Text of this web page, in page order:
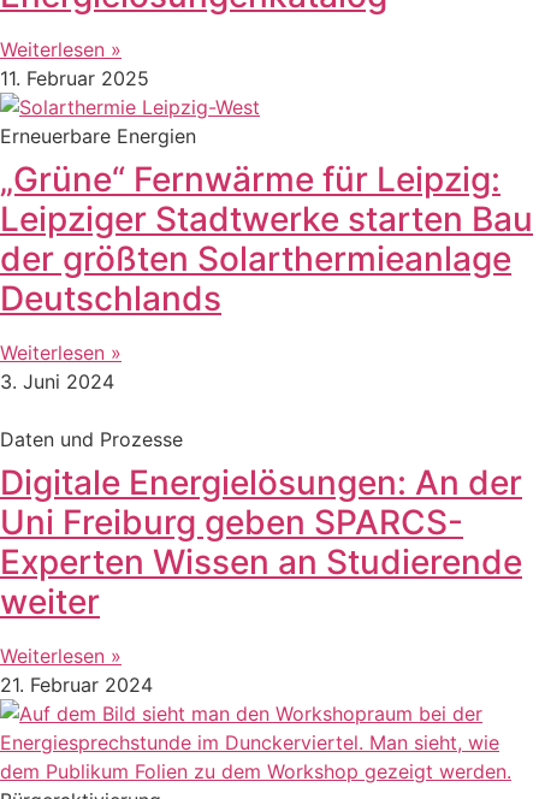
Weiterlesen »
11. Februar 2025
Erneuerbare Energien
„Grüne“ Fernwärme für Leipzig:
Leipziger Stadtwerke starten Bau
der größten Solarthermieanlage
Deutschlands
Weiterlesen »
3. Juni 2024
Daten und Prozesse
Digitale Energielösungen: An der
Uni Freiburg geben SPARCS-
Experten Wissen an Studierende
weiter
Weiterlesen »
21. Februar 2024